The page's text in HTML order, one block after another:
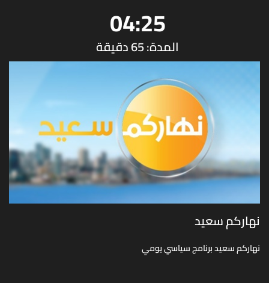
04:25
المدة: 65 دقيقة
نهاركم سعيد
نهاركم سعيد برنامج سياسي يومي